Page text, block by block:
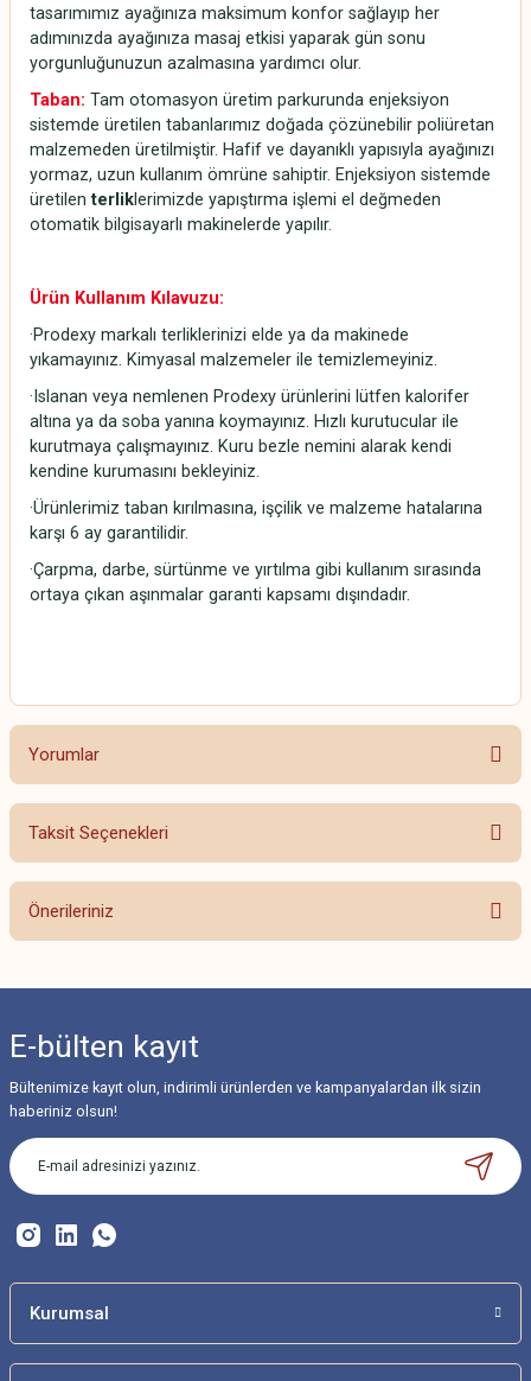
tasarımımız ayağınıza maksimum konfor sağlayıp her
adımınızda ayağınıza masaj etkisi yaparak gün sonu
yorgunluğunuzun azalmasına yardımcı olur.
Taban: Tam otomasyon üretim parkurunda enjeksiyon
sistemde üretilen tabanlarımız doğada çözünebilir poliüretan
malzemeden üretilmiştir. Hafif ve dayanıklı yapısıyla ayağınızı
yormaz, uzun kullanım ömrüne sahiptir. Enjeksiyon sistemde
üretilenterliklerimizde yapıştırma işlemi el değmeden
otomatik bilgisayarlı makinelerde yapılır.
Ürün Kullanım Kılavuzu:
·Prodexy markalı terliklerinizi elde ya da makinede
yıkamayınız. Kimyasal malzemeler ile temizlemeyiniz.
·Islanan veya nemlenen Prodexy ürünlerini lütfen kalorifer
altına ya da soba yanına koymayınız. Hızlı kurutucular ile
kurutmaya çalışmayınız. Kuru bezle nemini alarak kendi
kendine kurumasını bekleyiniz.
·Ürünlerimiz taban kırılmasına, işçilik ve malzeme hatalarına
karşı 6 ay garantilidir.
·Çarpma, darbe, sürtünme ve yırtılma gibi kullanım sırasında
ortaya çıkan aşınmalar garanti kapsamı dışındadır.
Yorumlar
Bu ürüne ilk yorumu siz yapın!
Taksit Seçenekleri
Önerileriniz
Görüş ve önerileriniz için teşekkür ederiz.
Ürün resmi kalitesiz, bozuk veya görüntülenemiyor.
Ürün açıklamasında eksik bilgiler bulunuyor.
Ürün bilgilerinde hatalar bulunuyor.
Bu ürüne benzer farklı alternatifler olmalı.
E-bülten kayıt
Bültenimize kayıt olun, indirimli ürünlerden ve kampanyalardan ilk sizin
haberiniz olsun!
Kurumsal